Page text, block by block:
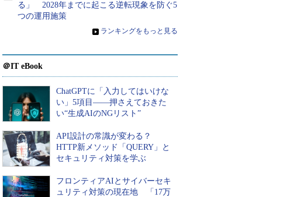
る」 2028年までに起こる逆転現象を防ぐ5
つの運用施策
» ランキングをもっと見る
＠IT eBook
ChatGPTに「入力してはいけな
い」5項目――押さえておきた
い“生成AIのNGリスト”
API設計の常識が変わる？
HTTP新メソッド「QUERY」と
セキュリティ対策を学ぶ
フロンティアAIとサイバーセキ
ュリティ対策の現在地 「17万